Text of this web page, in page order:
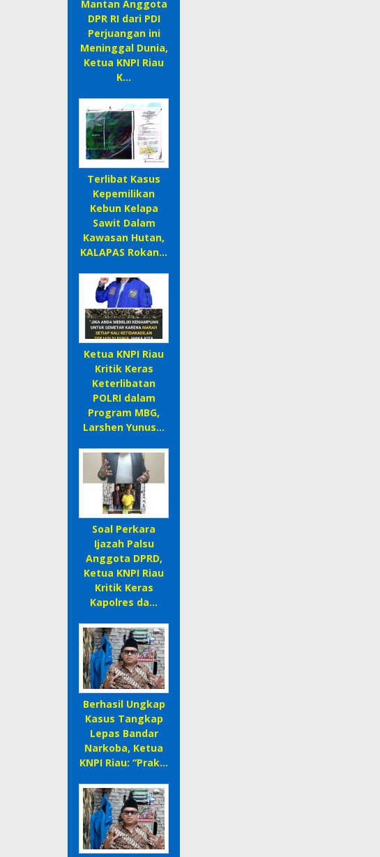
Mantan Anggota
DPR RI dari PDI
Perjuangan ini
Meninggal Dunia,
Ketua KNPI Riau
K…
Terlibat Kasus
Kepemilikan
Kebun Kelapa
Sawit Dalam
Kawasan Hutan,
KALAPAS Rokan…
Ketua KNPI Riau
Kritik Keras
Keterlibatan
POLRI dalam
Program MBG,
Larshen Yunus…
Soal Perkara
Ijazah Palsu
Anggota DPRD,
Ketua KNPI Riau
Kritik Keras
Kapolres da…
Berhasil Ungkap
Kasus Tangkap
Lepas Bandar
Narkoba, Ketua
KNPI Riau: “Prak…